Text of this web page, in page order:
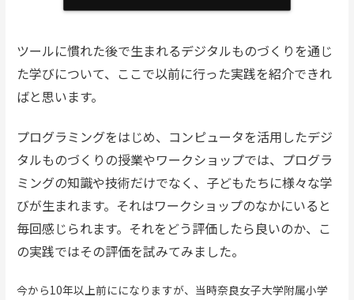
ツールに慣れた後で生まれるデジタルものづくりを通じ
た学びについて、ここで以前に行った実践を紹介できれ
ばと思います。
プログラミングをはじめ、コンピュータを活用したデジ
タルものづくりの授業やワークショップでは、プログラ
ミングの知識や技術だけでなく、子どもたちに様々な学
びが生まれます。それはワークショップのなかにいると
毎回感じられます。それをどう評価したら良いのか、こ
の実践ではその評価を試みてみました。
今から10年以上前にになりますが、当時奈良女子大学附属小学